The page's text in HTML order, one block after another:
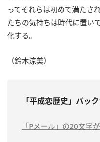
ってそれらは初めて満たさ
たちの気持ちは時代に置い
化する。
（鈴木涼美）
「平成恋歴史」バッ
「Pメール」の20文字